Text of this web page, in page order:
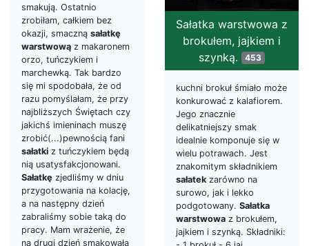
smakują. Ostatnio
zrobiłam, całkiem bez
okazji, smaczną sałatkę
warstwową z makaronem
orzo, tuńczykiem i
marchewką. Tak bardzo
się mi spodobała, że od
razu pomyślałam, że przy
najbliższych Świętach czy
jakichś imieninach muszę
zrobić(...)pewnością fani
sałatki z tuńczykiem będą
nią usatysfakcjonowani.
Sałatkę zjedliśmy w dniu
przygotowania na kolację,
a na następny dzień
zabraliśmy sobie taką do
pracy. Mam wrażenie, że
na drugi dzień smakowała
Sałatka warstwowa z
brokułem, jajkiem i
szynką. 453
kuchni brokuł śmiało może
konkurować z kalafiorem.
Jego znacznie
delikatniejszy smak
idealnie komponuje się w
wielu potrawach. Jest
znakomitym składnikiem
sałatekzarówno na
surowo, jak i lekko
podgotowany. Sałatka
warstwowa z brokułem,
jajkiem i szynką. Składniki: